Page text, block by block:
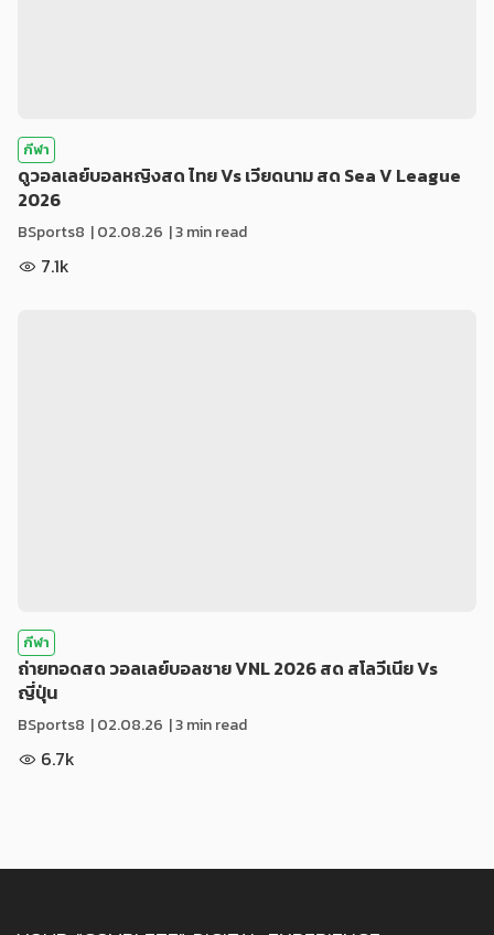
กีฬา
ดูวอลเลย์บอลหญิงสด ไทย Vs เวียดนาม สด Sea V League
2026
BSports8 |02.08.26 | 3 min read
7.1k
กีฬา
ถ่ายทอดสด วอลเลย์บอลชาย VNL 2026 สด สโลวีเนีย Vs
ญี่ปุ่น
BSports8 |02.08.26 | 3 min read
6.7k